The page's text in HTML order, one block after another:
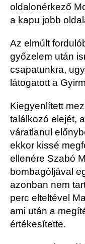
oldalonérkező
a kapu jobb
Az elmúlt
győzelem után
csapatunkra,
látogatott a
Kiegyenlített
találkozó elejét,
váratlanul
ekkor kissé
ellenére Szabó
bombagóljával
azonban nem
perc elteltével
ami után a
értékesítette.